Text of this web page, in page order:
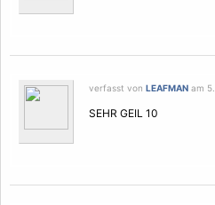
verfasst von LEAFMAN am
SEHR GEIL 10